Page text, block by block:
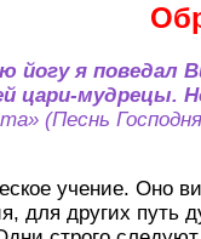
йогу я поведал
цари-мудрецы.
(Песнь
учение. Оно
для других путь